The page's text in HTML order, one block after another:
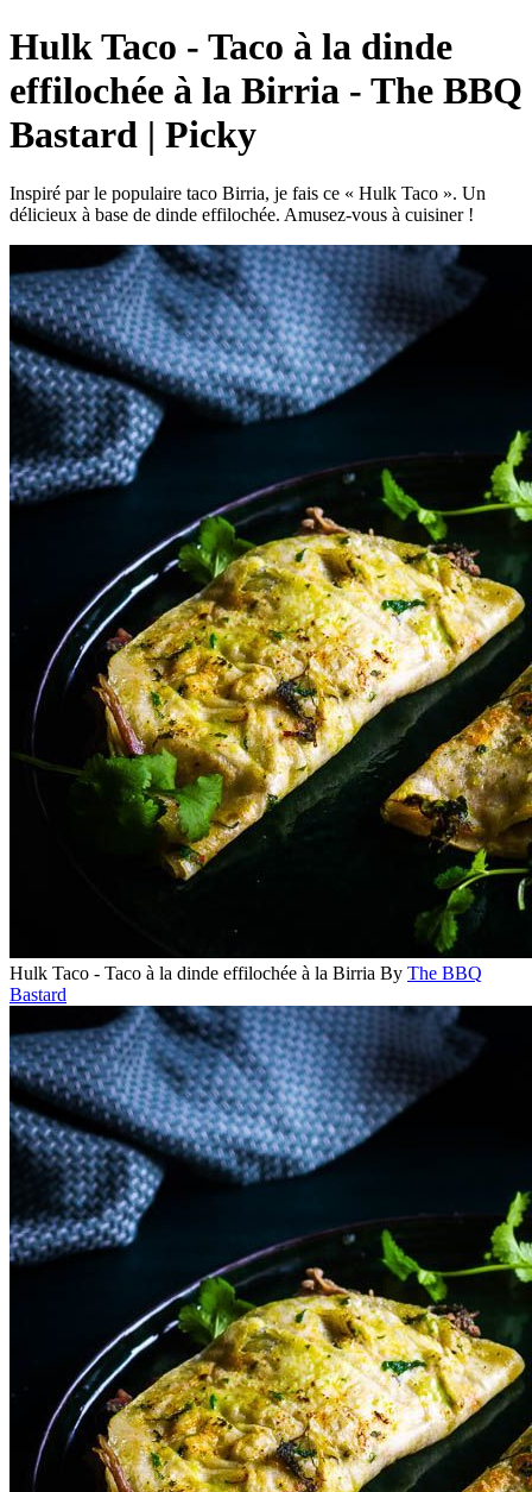
Hulk Taco - Taco à la dinde
effilochée à la Birria - The BBQ
Bastard | Picky
Inspiré par le populaire taco Birria, je fais ce « Hulk Taco ». Un
délicieux à base de dinde effilochée. Amusez-vous à cuisiner !
Hulk Taco - Taco à la dinde effilochée à la Birria By The BBQ
Bastard